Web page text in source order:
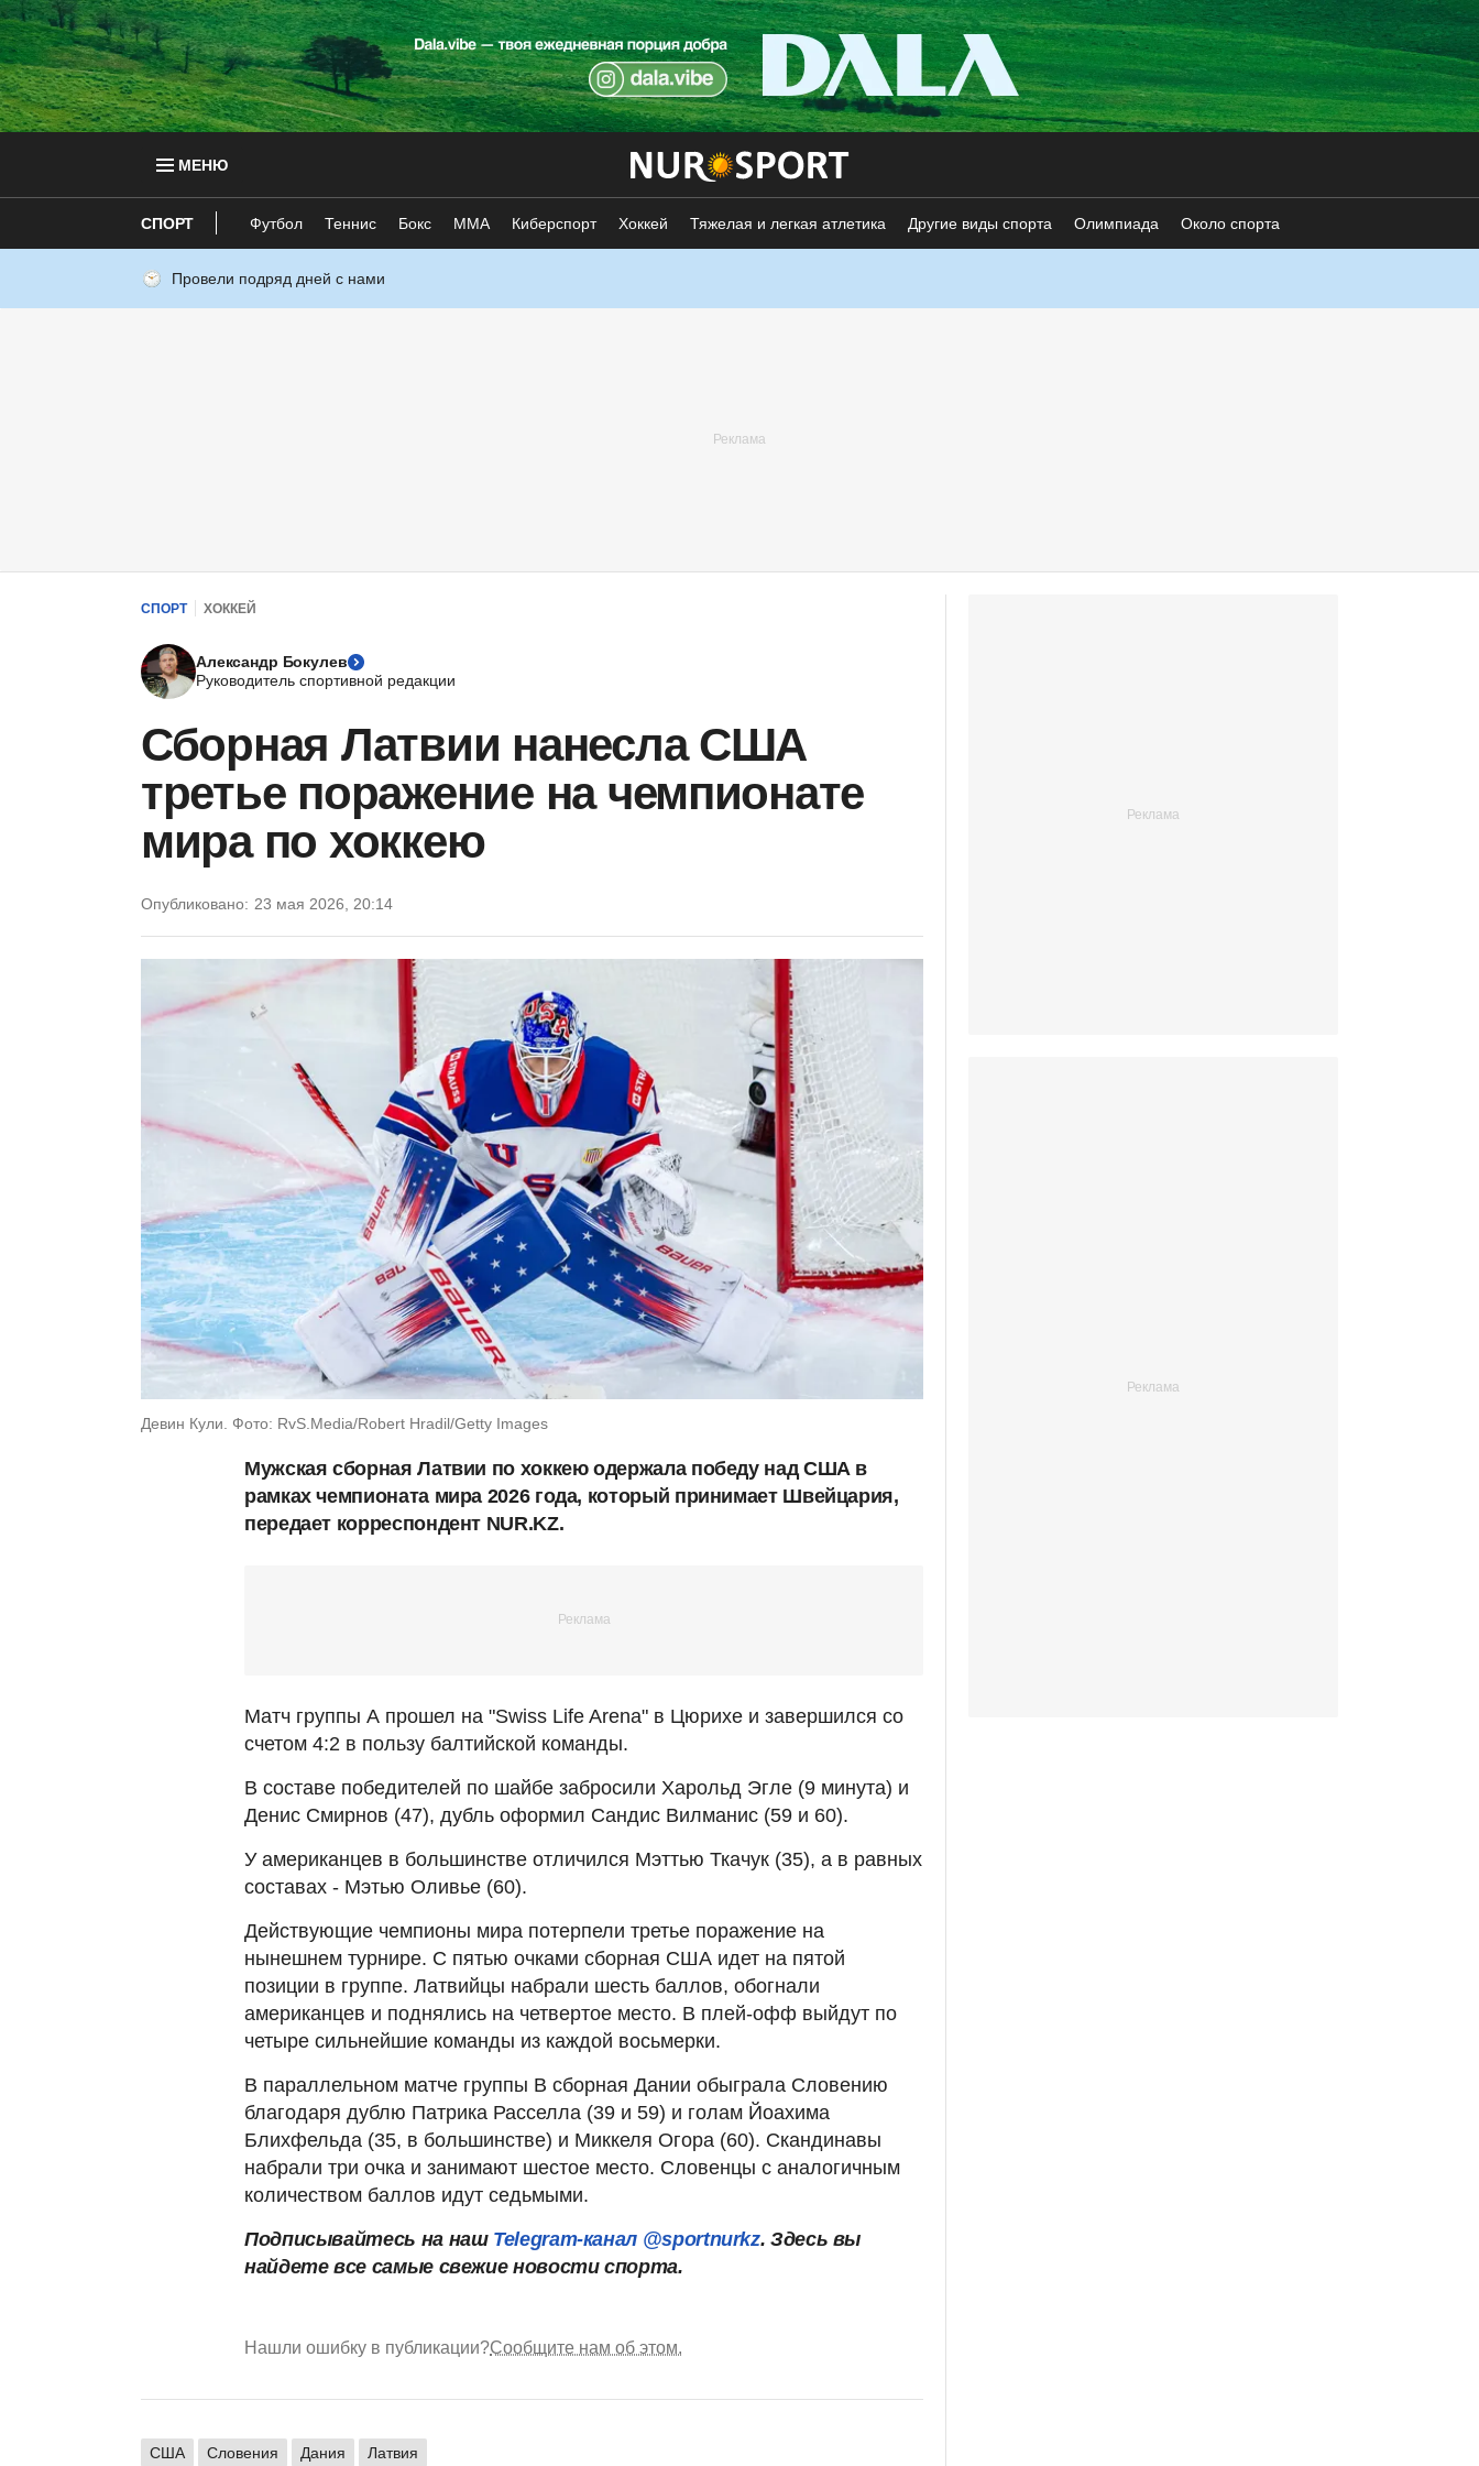
МЕНЮ
СПОРТ Футбол Теннис Бокс ММА Киберспорт Хоккей Тяжелая и легкая атлетика Другие виды спорта Олимпиада Около спорта
Провели подряд дней с нами
СПОРТ ХОККЕЙ
Александр Бокулев
Руководитель спортивной редакции
Сборная Латвии нанесла США
третье поражение на чемпионате
мира по хоккею
Опубликовано: 23 мая 2026, 20:14
Девин Кули. Фото: RvS.Media/Robert Hradil/Getty Images
Мужская сборная Латвии по хоккею одержала победу над США в
рамках чемпионата мира 2026 года, который принимает Швейцария,
передает корреспондент NUR.KZ.
Матч группы А прошел на "Swiss Life Arena" в Цюрихе и завершился со
счетом 4:2 в пользу балтийской команды.
В составе победителей по шайбе забросили Харольд Эгле (9 минута) и
Денис Смирнов (47), дубль оформил Сандис Вилманис (59 и 60).
У американцев в большинстве отличился Мэттью Ткачук (35), а в равных
составах - Мэтью Оливье (60).
Действующие чемпионы мира потерпели третье поражение на
нынешнем турнире. С пятью очками сборная США идет на пятой
позиции в группе. Латвийцы набрали шесть баллов, обогнали
американцев и поднялись на четвертое место. В плей-офф выйдут по
четыре сильнейшие команды из каждой восьмерки.
В параллельном матче группы В сборная Дании обыграла Словению
благодаря дублю Патрика Расселла (39 и 59) и голам Йоахима
Блихфельда (35, в большинстве) и Миккеля Огора (60). Скандинавы
набрали три очка и занимают шестое место. Словенцы с аналогичным
количеством баллов идут седьмыми.
Подписывайтесь на наш Telegram-канал @sportnurkz. Здесь вы
найдете все самые свежие новости спорта.
Нашли ошибку в публикации?Сообщите нам об этом.
США Словения Дания Латвия